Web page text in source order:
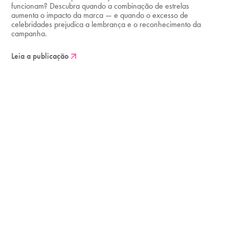
funcionam? Descubra quando a combinação de estrelas
aumenta o impacto da marca — e quando o excesso de
celebridades prejudica a lembrança e o reconhecimento da
campanha.
Leia a publicação